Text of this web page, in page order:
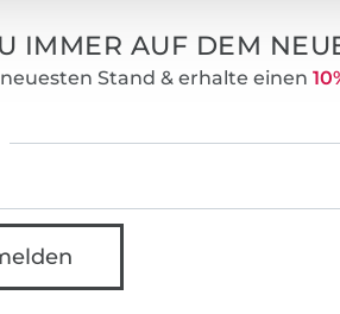
IMMER AUF DEM
Stand & erhalte einen